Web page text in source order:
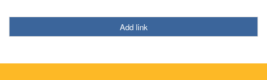
Add link